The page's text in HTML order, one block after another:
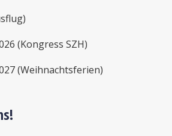
(Kongress SZH)
(Weihnachtsferien)